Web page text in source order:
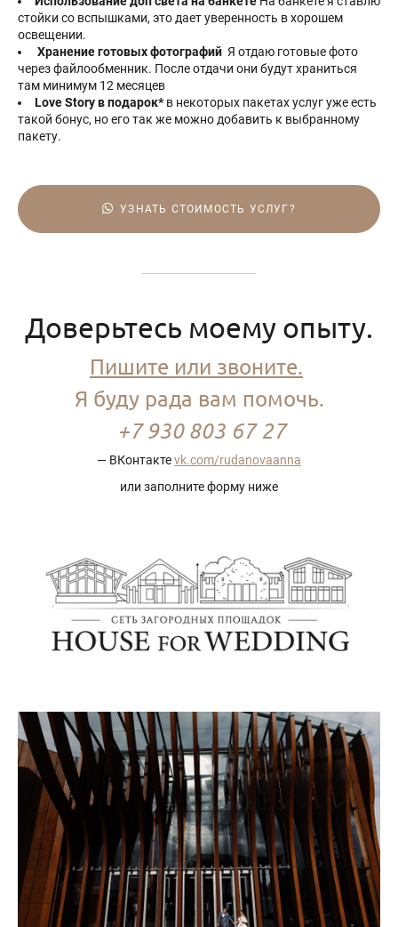
стойки со вспышками, это дает уверенность в хорошем
освещении.
Хранение готовых фотографий Я отдаю готовые фото
через файлообменник. После отдачи они будут храниться
там минимум 12 месяцев
Love Story в подарок*в некоторых пакетах услуг уже есть
такой бонус, но его так же можно добавить к выбранному
пакету.
УЗНАТЬ СТОИМОСТЬ УСЛУГ?
Доверьтесь моему опыту.
Пишите или звоните.
Я буду рада вам помочь.
+7 930 803 67 27
— ВКонтактеvk.com/rudanovaanna
или заполните форму ниже